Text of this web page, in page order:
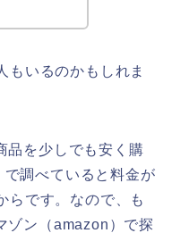
もいるのかもしれま
品を少しでも安く購
調べていると料金が
らです。なので、も
ゾン（amazon）で探